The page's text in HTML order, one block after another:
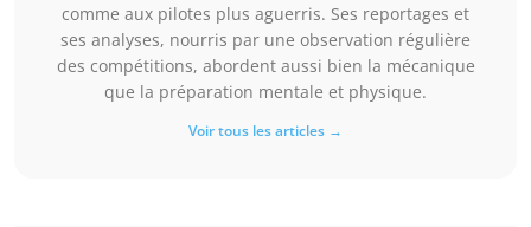
comme aux pilotes plus aguerris. Ses reportages et
ses analyses, nourris par une observation régulière
des compétitions, abordent aussi bien la mécanique
que la préparation mentale et physique.
Voir tous les articles →